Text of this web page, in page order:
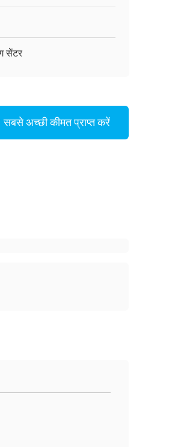
सेंटर
सबसे अच्छी कीमत प्राप्त करें